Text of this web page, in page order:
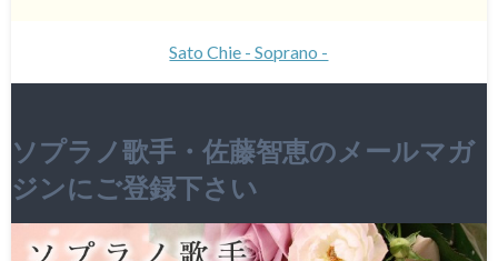
Sato Chie - Soprano -
ソプラノ歌手・佐藤智恵のメールマガ
ジンにご登録下さい